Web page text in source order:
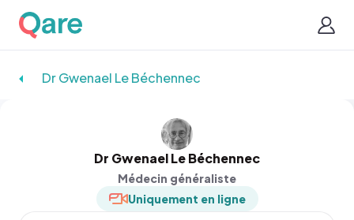
Dr Gwenael Le Béchennec
Dr Gwenael Le Béchennec
Médecin généraliste
Uniquement en ligne